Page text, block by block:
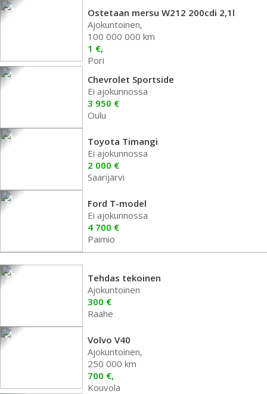
Ostetaan mersu W212 200cdi 2,1l
Ajokuntoinen,
100 000 000 km
1 €,
Pori
Chevrolet Sportside
Ei ajokunnossa
3 950 €
Oulu
Toyota Timangi
Ei ajokunnossa
2 000 €
Saarijärvi
Ford T-model
Ei ajokunnossa
4 700 €
Paimio
Tehdas tekoinen
Ajokuntoinen
300 €
Raahe
Volvo V40
Ajokuntoinen,
250 000 km
700 €,
Kouvola